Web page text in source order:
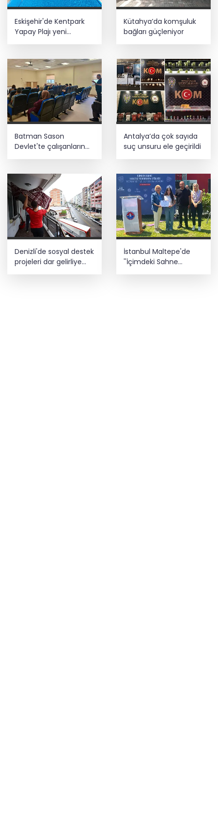
Eskişehir'de Kentpark
Yapay Plajı yeni
Kütahya’da komşuluk
bağları güçleniyor
Batman Sason
Devlet'te çalışanların
talepleri dinlendi
Antalya’da çok sayıda
suç unsuru ele geçirildi
Denizli'de sosyal destek
projeleri dar gelirliye
İstanbul Maltepe'de
''İçimdeki Sahne